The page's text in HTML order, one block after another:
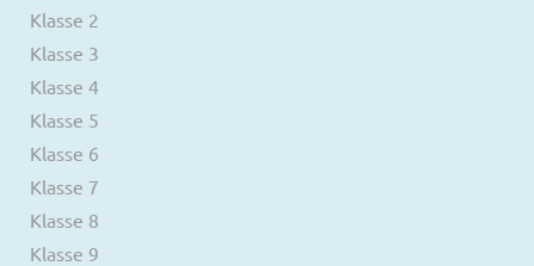
Klasse 2
Klasse 3
Klasse 4
Klasse 5
Klasse 6
Klasse 7
Klasse 8
Klasse 9